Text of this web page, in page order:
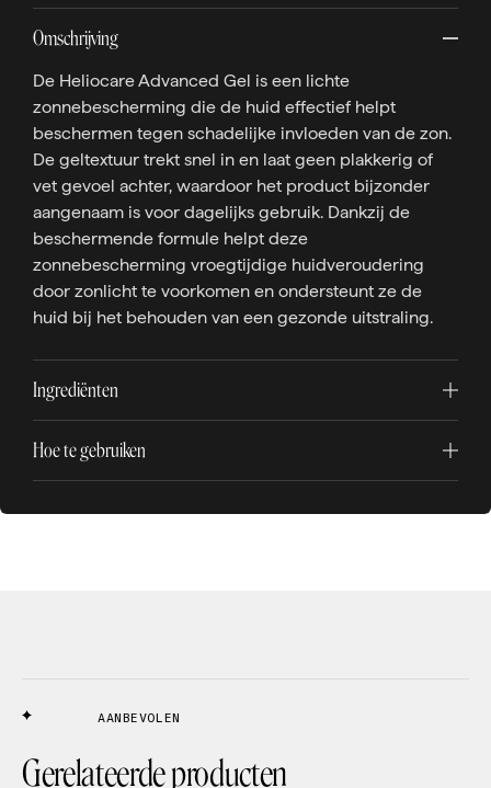
Omschrijving
De Heliocare Advanced Gel is een lichte
zonnebescherming die de huid effectief helpt
beschermen tegen schadelijke invloeden van de zon.
De geltextuur trekt snel in en laat geen plakkerig of
vet gevoel achter, waardoor het product bijzonder
aangenaam is voor dagelijks gebruik. Dankzij de
beschermende formule helpt deze
zonnebescherming vroegtijdige huidveroudering
door zonlicht te voorkomen en ondersteunt ze de
huid bij het behouden van een gezonde uitstraling.
Ingrediënten
Hoe te gebruiken
AANBEVOLEN
Gerelateerde producten